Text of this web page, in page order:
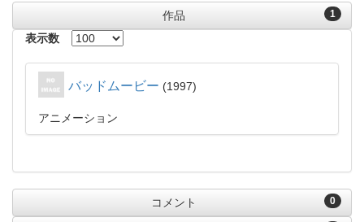
1
作品
表示数
バッドムービー 1997
アニメーション
0
コメント